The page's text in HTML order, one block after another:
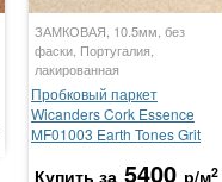
ЗАМКОВАЯ, 10.5мм, без
фаски, Португалия,
лакированная
Пробковый паркет
Wicanders Cork Essence
MF01003 Earth Tones Grit
Купить за 5400 р/м2